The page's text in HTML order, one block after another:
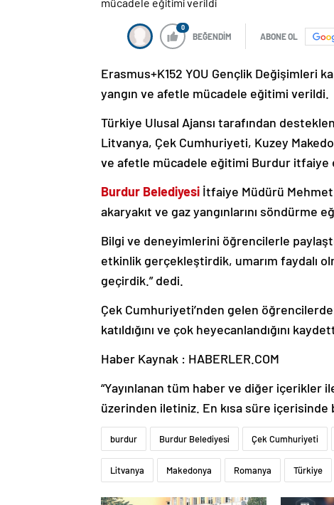
0
BEĞENDİM ABONE OL
Erasmus+K152 YOU Gençlik Değişimleri
yangın ve afetle mücadele eğitimi verildi.
Türkiye Ulusal Ajansı tarafından
Litvanya, Çek Cumhuriyeti, Kuzey
ve afetle mücadele eğitimi Burdur itfaiye
Burdur Belediyesi İtfaiye Müdürü
akaryakıt ve gaz yangınlarını söndürme
Bilgi ve deneyimlerini öğrencilerle
etkinlik gerçekleştirdik, umarım faydalı
geçirdik.” dedi.
Çek Cumhuriyeti’nden gelen
katıldığını ve çok heyecanlandığını
Haber Kaynak : HABERLER.COM
“Yayınlanan tüm haber ve diğer içerikler
üzerinden iletiniz. En kısa süre içerisinde
burdur Burdur Belediyesi Çek Cumhuriyeti
Litvanya Makedonya Romanya Türkiye